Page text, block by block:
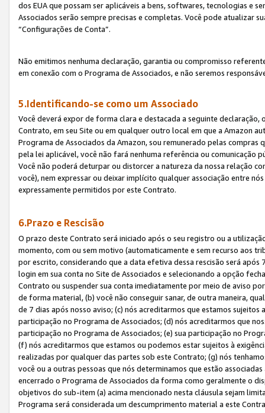
dos EUA que possam ser aplicáveis a bens, softwares, tecnologias e
Associados serão sempre precisas e completas. Você pode atualizar
“Configurações de Conta”.
Não emitimos nenhuma declaração, garantia ou compromisso
em conexão com o Programa de Associados, e não seremos
5.Identificando-se como um Associado
Você deverá expor de forma clara e destacada a seguinte
Contrato, em seu Site ou em qualquer outro local em que a Amazon
Programa de Associados da Amazon, sou remunerado pelas
pela lei aplicável, você não fará nenhuma referência ou comunicação
Você não poderá deturpar ou distorcer a natureza da nossa relação
você), nem expressar ou deixar implícito qualquer associação entre
expressamente permitidos por este Contrato.
6.Prazo e Rescisão
O prazo deste Contrato será iniciado após o seu registro ou a
momento, com ou sem motivo (automaticamente e sem recurso aos
por escrito, considerando que a data efetiva dessa rescisão será
login em sua conta no Site de Associados e selecionando a opção
Contrato ou suspender sua conta imediatamente por meio de aviso
de forma material, (b) você não conseguir sanar, de outra maneira,
de 7 dias após nosso aviso; (c) nós acreditarmos que estamos
participação no Programa de Associados; (d) nós acreditarmos que
participação no Programa de Associados; (e) sua participação no
(f) nós acreditarmos que estamos ou podemos estar sujeitos à
realizadas por qualquer das partes sob este Contrato; (g) nós
você ou a outras pessoas que nós determinamos que estão
encerrado o Programa de Associados da forma como geralmente o
objetivos do sub-item (a) acima mencionado nesta cláusula sejam
Programa será considerada um descumprimento material a este